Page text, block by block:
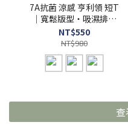
7A抗菌 涼感 亨利領 短T
｜寬鬆版型・吸濕排汗
速乾機能上衣【FUZY】-
S201717
NT$550
NT$980